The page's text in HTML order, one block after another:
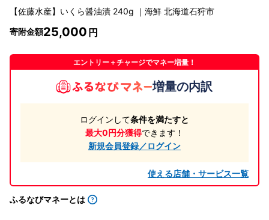
【佐藤水産】いくら醤油漬 240g ｜海鮮 北海道石狩市
寄附金額25,000
エントリー＋チャージでマネー増量！
増量の内訳
ログインして条件を満たすと
最大0円分獲得できます！
新規会員登録／ログイン
使える店舗・サービス一覧
ふるなびマネーとは